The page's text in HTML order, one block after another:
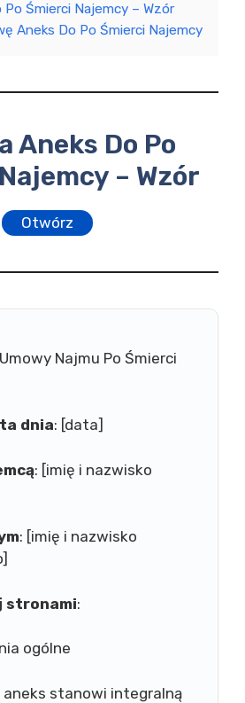
Po Śmierci Najemcy – Wzór
Aneks Do Po Śmierci Najemcy
Aneks Do Po
– Wzór
Otwórz
Najmu Po Śmierci
dnia: [data]
: [imię i nazwisko
: [imię i nazwisko
stronami:
ogólne
aneks stanowi integralną